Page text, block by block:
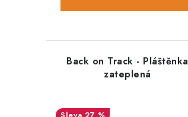
Back on Track - Pláštěnka
zateplená